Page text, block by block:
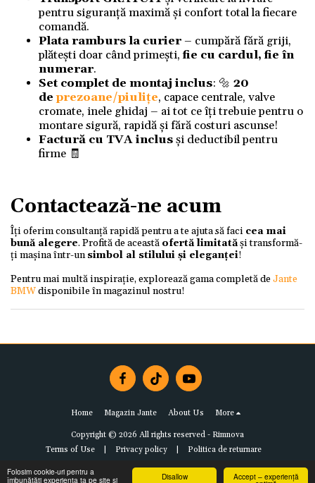
Accept – experiență
Disallow
Folosim cookie-uri pentru a
îmbunătăți experiența ta pe site și
pentru siguranță maximă și confort total la fiecare
comandă.
Plata ramburs la curier– cumpără fără griji,
plătești doar când primești,fie cu cardul, fie în
numerar.
Set complet de montaj inclus: 🔩 20
deprezoane/piulițe, capace centrale, valve
cromate, inele ghidaj – ai tot ce îți trebuie pentru o
montare sigură, rapidă și fără costuri ascunse!
Factură cu TVA inclusși deductibil pentru
firme 🧾
Contactează-ne acum
Îți oferim consultanță rapidă pentru a te ajuta să faci cea mai
bună alegere. Profită de această ofertă limitatăși transformă-
ți mașina într-unsimbol al stilului și eleganței!
Pentru mai multă inspirație, explorează gama completă deJante
BMWdisponibile în magazinul nostru!
Home Magazin Jante About Us More
Copyright © 2026 All rights reserved - Rimnova
Terms of Use| Privacy policy| Politica de returnare